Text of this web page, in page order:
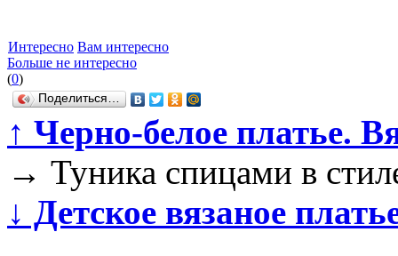
Интересно Вам интересно
Больше не интересно
(0)
Поделиться…
↑ Черно-белое платье.
→ Туника спицами в
↓ Детское вязаное